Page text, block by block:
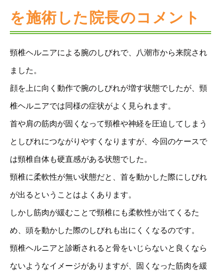
を施術した院長のコメント
頸椎ヘルニアによる腕のしびれで、八潮市から来院され
ました。
顔を上に向く動作で腕のしびれが増す状態でしたが、頸
椎ヘルニアでは同様の症状がよく見られます。
首や肩の筋肉が固くなって頸椎や神経を圧迫してしまう
としびれにつながりやすくなりますが、今回のケースで
は頸椎自体も硬直感がある状態でした。
頸椎に柔軟性が無い状態だと、首を動かした際にしびれ
が出るということはよくあります。
しかし筋肉が緩むことで頸椎にも柔軟性が出てくるた
め、頭を動かした際のしびれも出にくくなるのです。
頸椎ヘルニアと診断されると骨をいじらないと良くなら
ないようなイメージがありますが、固くなった筋肉を緩